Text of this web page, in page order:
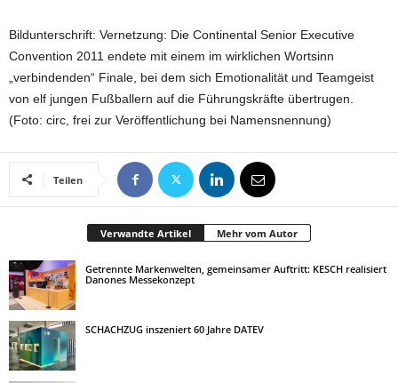
Bildunterschrift: Vernetzung: Die Continental Senior Executive
Convention 2011 endete mit einem im wirklichen Wortsinn
„verbindenden“ Finale, bei dem sich Emotionalität und Teamgeist
von elf jungen Fußballern auf die Führungskräfte übertrugen.
(Foto: circ, frei zur Veröffentlichung bei Namensnennung)
Teilen
Verwandte Artikel Mehr vom Autor
Getrennte Markenwelten, gemeinsamer Auftritt: KESCH realisiert
Danones Messekonzept
SCHACHZUG inszeniert 60 Jahre DATEV